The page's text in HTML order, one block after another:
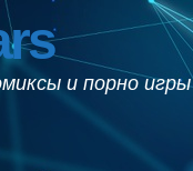
и порно игры